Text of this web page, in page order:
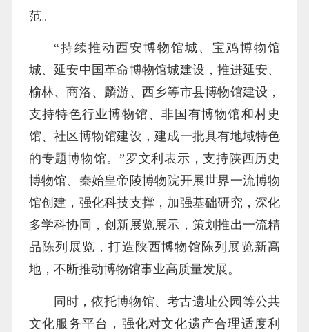
范。
“持续推动西安博物馆城、宝鸡博物馆
城、延安中国革命博物馆城建设，推进延安、
榆林、商洛、麟游、西乡等市县博物馆建设，
支持特色行业博物馆、非国有博物馆和村史
馆、社区博物馆建设，建成一批具有地域特色
的专题博物馆。”罗文利表示，支持陕西历史
博物馆、秦始皇帝陵博物院开展世界一流博物
馆创建，强化科技支撑，加强基础研究，深化
多学科协同，创新展览展示，策划推出一流精
品陈列展览，打造陕西博物馆陈列展览新高
地，不断推动博物馆事业高质量发展。
同时，依托博物馆、考古遗址公园等公共
文化服务平台，强化对文化遗产合理适度利